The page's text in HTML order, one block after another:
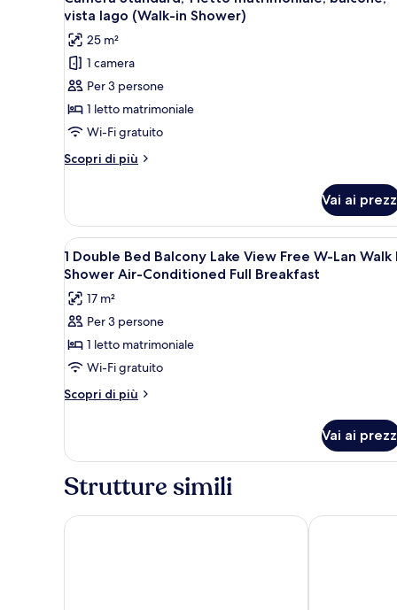
tutte
le
foto
per
Camera
Standard,
1
letto
matrimoniale,
vista
lago
(Walk-
in
Shower)
vista lago (Walk-in Shower)
25 m²
1 camera
Per 3 persone
1 letto matrimoniale
Wi-Fi gratuito
Scopri di più
Altri
Standard,
letto
matrimoniale,
vista
lago
in
Shower)
Vai ai
Apri
tutte
le
foto
per
1
Double
Bed
View
W-
Lan
Walk
Minibar, una cassaforte in
2
1 Double Bed Balcony Lake View Free W-Lan Walk
Shower Air-Conditioned Full Breakfast
17 m²
Per 3 persone
1 letto matrimoniale
Wi-Fi gratuito
Scopri di più
Altri
Double
Balcony
View
Vai ai
Strutture simili
Parkhotel Hohenfeld Münster Mövenpick